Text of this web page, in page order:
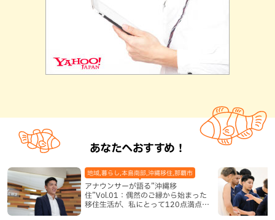
あなたへおすすめ！
アナウンサーが語る”沖縄移
住”Vol.01：偶然のご縁から始まった
移住生活が、私にとって120点満点に
地域,暮らし,本島南部,沖縄移住,那覇市